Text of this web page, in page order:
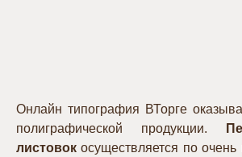
Онлайн типография ВТорге
полиграфической продукции.
листовок осуществляется по